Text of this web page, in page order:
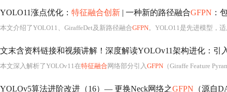
YOLO11涨点优化： 特征融合创新 | 一种新的路径融合GFPN ：
本文介绍了YOLO11、GiraffeDet及新路径融合GFPN。YOLO11是先进模型，适用于多种计算
文末含资料链接和视频讲解！深度解读YOLOv11架构进化：引
本文深入解析了YOLOv11在特征融合网络部分引入GFPN （Giraffe Feature
YOLOv5算法进阶改进（16）— 更换Neck网络之GFPN （源自